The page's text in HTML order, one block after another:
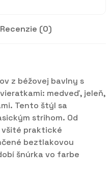
Recenzie (0)
z béžovej bavlny s
medveď, jeleň,
Tento štýl sa
strihom. Od
všité praktické
beztlakovou
šnúrka vo farbe